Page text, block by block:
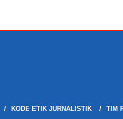
KODE ETIK JURNALISTIK TIM